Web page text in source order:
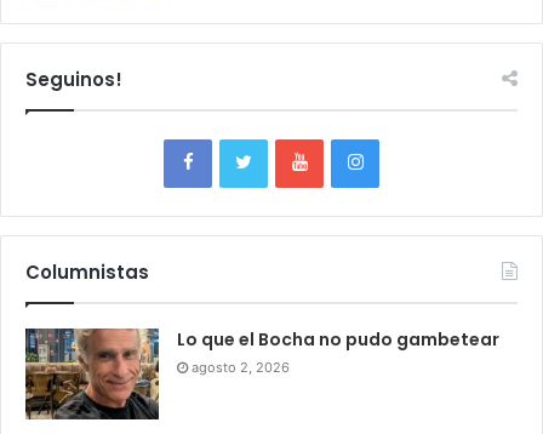
Seguinos!
Columnistas
Lo que el Bocha no pudo gambetear
agosto 2, 2026